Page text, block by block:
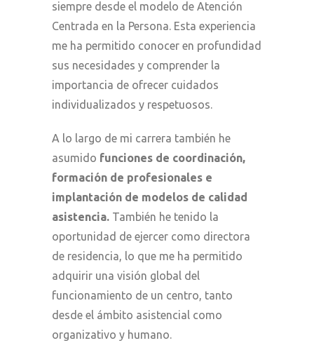
siempre desde el modelo de Atención
Centrada en la Persona. Esta experiencia
me ha permitido conocer en profundidad
sus necesidades y comprender la
importancia de ofrecer cuidados
individualizados y respetuosos.
A lo largo de mi carrera también he
asumido funciones de coordinación,
formación de profesionales e
implantación de modelos de calidad
asistencia. También he tenido la
oportunidad de ejercer como directora
de residencia, lo que me ha permitido
adquirir una visión global del
funcionamiento de un centro, tanto
desde el ámbito asistencial como
organizativo y humano.